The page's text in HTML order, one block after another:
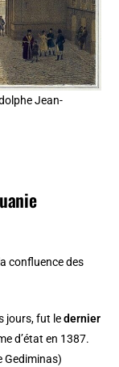
Jean-
confluence des
jours, fut ledernier
d’état en 1387.
Gediminas)